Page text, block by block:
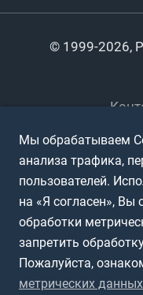
Турниры клубов
Пляжный
Футбольное
Интерактивный
© 1999-2026,
Политика
Мы обрабатываем
анализа трафика,
пользователей.
на «Я согласен», Вы
обработки
запретить
Пожалуйста,
метрических данных